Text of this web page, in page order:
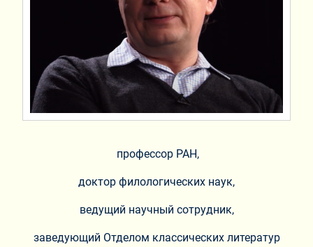
профессор РАН,
доктор филологических наук,
ведущий научный сотрудник,
заведующий Отделом классических литератур